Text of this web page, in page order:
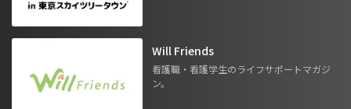
Will Friends
看護職・看護学生のライフサポートマガジ
ン。